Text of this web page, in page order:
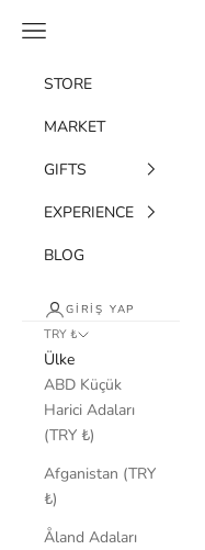
Menü
STORE
MARKET
GIFTS
EXPERIENCE
BLOG
GIRIŞ YAP
TRY ₺
Ülke
ABD Küçük
Harici Adaları
(TRY ₺)
Afganistan (TRY
₺)
Åland Adaları